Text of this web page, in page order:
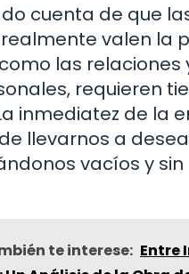
cuenta de que
valen la
las relaciones
requieren
inmediatez de la
llevarnos a
vacíos y sin
te interese: Entre